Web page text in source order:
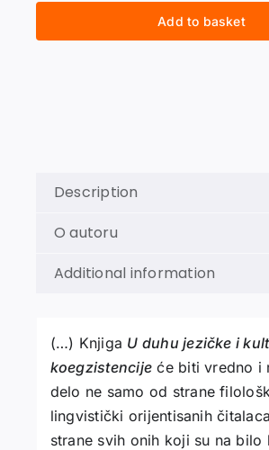
JEZIČKE
Add to basket
Description
O autoru
Additional information
(…) Knjiga U duhu jezičke i
koegzistencije će biti vredno i
delo ne samo od strane
lingvistički orijentisanih
strane svih onih koji su na bilo